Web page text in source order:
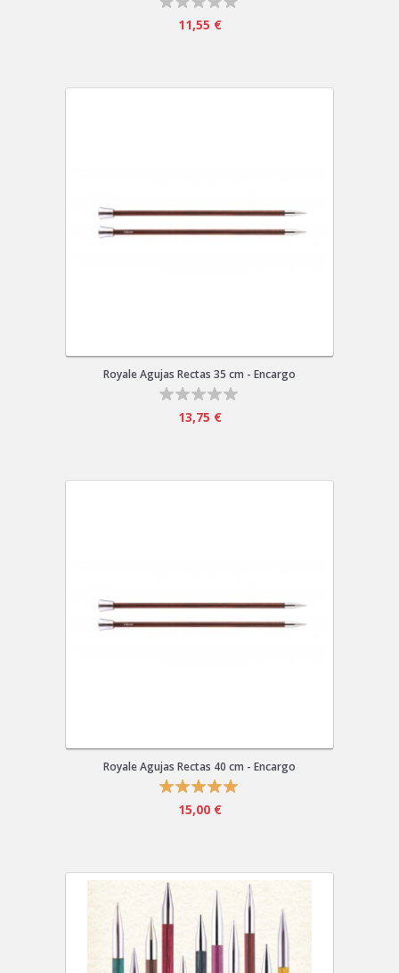
11,55 €
Royale Agujas Rectas 35 cm - Encargo
13,75 €
Royale Agujas Rectas 40 cm - Encargo
15,00 €